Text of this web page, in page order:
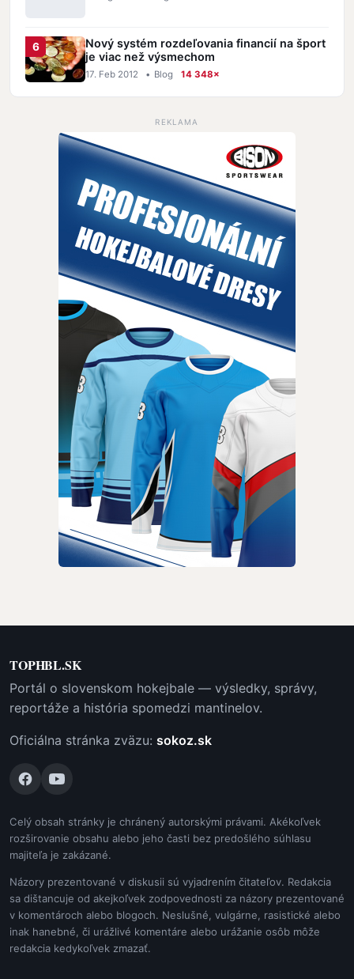
Nový systém rozdeľovania financií na šport
je viac než výsmechom
17. Feb 2012 • Blog 14 348×
REKLAMA
TOPHBL.SK
Portál o slovenskom hokejbale — výsledky, správy,
reportáže a história spomedzi mantinelov.
Oficiálna stránka zväzu: sokoz.sk
Celý obsah stránky je chránený autorskými právami. Akékoľvek
rozširovanie obsahu alebo jeho časti bez predošlého súhlasu
majiteľa je zakázané.
Názory prezentované v diskusii sú vyjadrením čitateľov. Redakcia
sa dištancuje od akejkoľvek zodpovednosti za názory prezentované
v komentároch alebo blogoch. Neslušné, vulgárne, rasistické alebo
inak hanebné, či urážlivé komentáre alebo urážanie osôb môže
redakcia kedykoľvek zmazať.